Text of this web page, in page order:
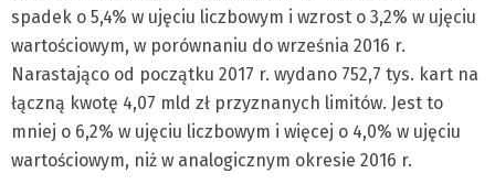
spadek o 5,4% w ujęciu liczbowym i wzrost o 3,2% w ujęciu
wartościowym, w porównaniu do września 2016 r.
Narastająco od początku 2017 r. wydano 752,7 tys. kart na
łączną kwotę 4,07 mld zł przyznanych limitów. Jest to
mniej o 6,2% w ujęciu liczbowym i więcej o 4,0% w ujęciu
wartościowym, niż w analogicznym okresie 2016 r.